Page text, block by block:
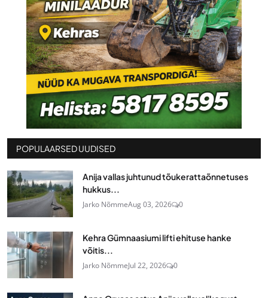
POPULAARSED UUDISED
Anija vallas juhtunud tõukerattaõnnetuses
hukkus...
Jarko NõmmeAug 03, 2026 0
Kehra Gümnaasiumi lifti ehituse hanke
võitis...
Jarko NõmmeJul 22, 2026 0